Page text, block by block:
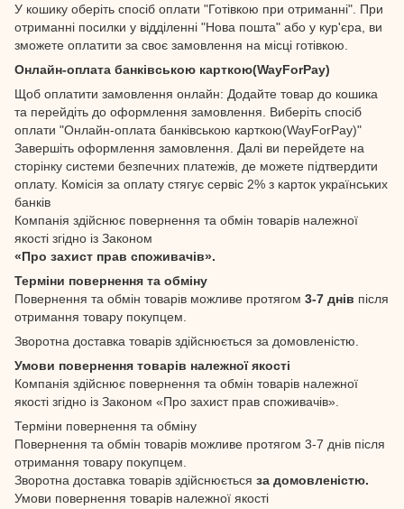
У кошику оберіть спосіб оплати "Готівкою при отриманні". При
отриманні посилки у відділенні "Нова пошта" або у кур'єра, ви
зможете оплатити за своє замовлення на місці готівкою.
Онлайн-оплата банківською карткою(WayForPay)
Щоб оплатити замовлення онлайн: Додайте товар до кошика
та перейдіть до оформлення замовлення. Виберіть спосіб
оплати "Онлайн-оплата банківською карткою(WayForPay)"
Завершіть оформлення замовлення. Далі ви перейдете на
сторінку системи безпечних платежів, де можете підтвердити
оплату. Комісія за оплату стягує сервіс 2% з карток українських
банків
Компанія здійснює повернення та обмін товарів належної
якості згідно із Законом
«Про захист прав споживачів».
Терміни повернення та обміну
Повернення та обмін товарів можливе протягом 3-7 днів після
отримання товару покупцем.
Зворотна доставка товарів здійснюється за домовленістю.
Умови повернення товарів належної якості
Компанія здійснює повернення та обмін товарів належної
якості згідно із Законом «Про захист прав споживачів».
Терміни повернення та обміну
Повернення та обмін товарів можливе протягом 3-7 днів після
отримання товару покупцем.
Зворотна доставка товарів здійснюється за домовленістю.
Умови повернення товарів належної якості